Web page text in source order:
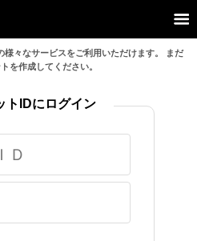
々なサービスをご利用いただけます。 まだ
を作成してください。
トIDにログイン